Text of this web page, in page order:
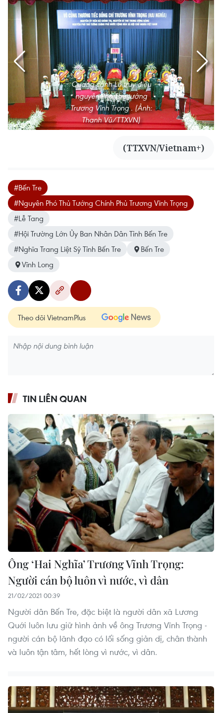
Quang cảnh Lễ truy điệu
nguyên Phó Thủ tướng
Trương Vĩnh Trọng . (Ảnh:
Thanh Vũ/TTXVN)
(TTXVN/Vietnam+)
#Bến Tre
#Nguyên Phó Thủ Tướng Chính Phủ Trương Vĩnh Trọng
#Lễ Tang
#Hội Trường Lớn Ủy Ban Nhân Dân Tỉnh Bến Tre
#Nghĩa Trang Liệt Sỹ Tỉnh Bến Tre
Bến Tre
Vĩnh Long
Theo dõi VietnamPlus
TIN LIÊN QUAN
Ông ‘Hai Nghĩa’ Trương Vĩnh Trọng:
Người cán bộ luôn vì nước, vì dân
21/02/2021 00:39
Người dân Bến Tre, đặc biệt là người dân xã Lương
Quới luôn lưu giữ hình ảnh về ông Trương Vĩnh Trọng -
người cán bộ lãnh đạo có lối sống giản dị, chân thành
và luôn tận tâm, hết lòng vì nước, vì dân.